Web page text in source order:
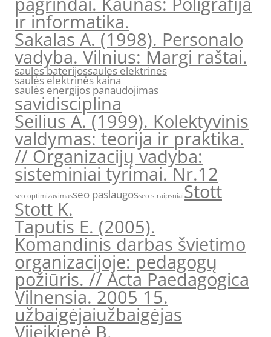
ir informatika.
Sakalas A. (1998). Personalo
vadyba. Vilnius: Margi raštai.
saules baterijossaules elektrines
saulės elektrinės kaina
saulės energijos panaudojimas
savidisciplina
Seilius A. (1999). Kolektyvinis
valdymas: teorija ir praktika.
// Organizacijų vadyba:
sisteminiai tyrimai. Nr.12
seo optimizavimasseo paslaugosseo straipsniaiStott
Stott K.
Taputis E. (2005).
Komandinis darbas švietimo
organizacijoje: pedagogų
požiūris. // Acta Paedagogica
Vilnensia. 2005 15.
užbaigėjaiužbaigėjas
Vijeikienė B.